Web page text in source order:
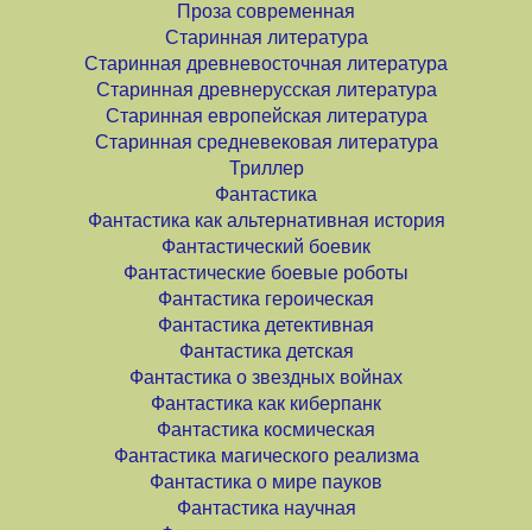
Проза современная
Старинная литература
Старинная древневосточная литература
Старинная древнерусская литература
Старинная европейская литература
Старинная средневековая литература
Триллер
Фантастика
Фантастика как альтернативная история
Фантастический боевик
Фантастические боевые роботы
Фантастика героическая
Фантастика детективная
Фантастика детская
Фантастика о звездных войнах
Фантастика как киберпанк
Фантастика космическая
Фантастика магического реализма
Фантастика о мире пауков
Фантастика научная